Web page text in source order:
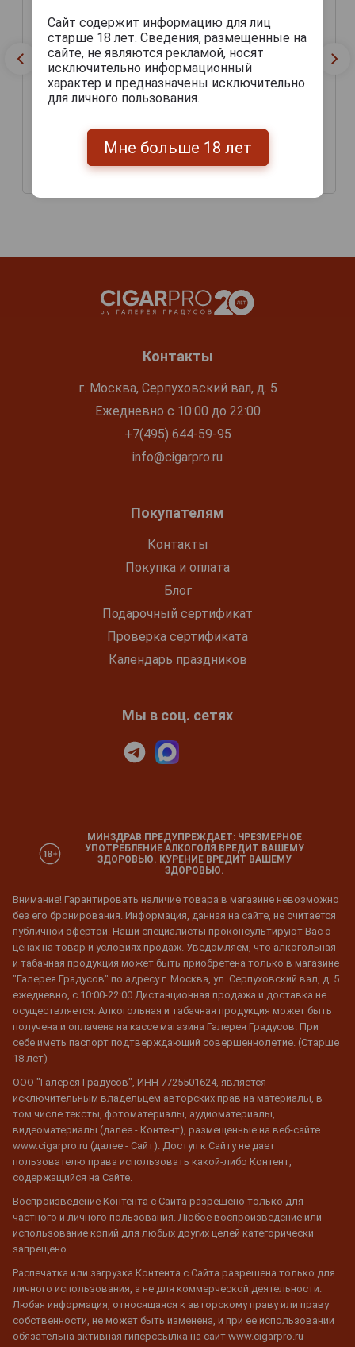
l'Ancienne Пиво Тилкан
Оуд Куэтч а л-ансьенн
l'Ancienne Пиво Тилкан
Оуд Сира а л-ансьенн
Контакты
г. Москва, Серпуховский вал, д. 5
Ежедневно с 10:00 до 22:00
+7(495) 644-59-95
info@cigarpro.ru
Покупателям
Контакты
Покупка и оплата
Блог
Подарочный сертификат
Проверка сертификата
Календарь праздников
Мы в соц. сетях
МИНЗДРАВ ПРЕДУПРЕЖДАЕТ: ЧРЕЗМЕРНОЕ
УПОТРЕБЛЕНИЕ АЛКОГОЛЯ ВРЕДИТ ВАШЕМУ
ЗДОРОВЬЮ. КУРЕНИЕ ВРЕДИТ ВАШЕМУ
ЗДОРОВЬЮ.
Внимание! Гарантировать наличие товара в магазине невозможно
без его бронирования. Информация, данная на сайте, не считается
публичной офертой. Наши специалисты проконсультируют Вас о
ценах на товар и условиях продаж. Уведомляем, что алкогольная
и табачная продукция может быть приобретена только в магазине
"Галерея Градусов" по адресу г. Москва, ул. Серпуховский вал, д. 5
ежедневно, с 10:00-22:00 Дистанционная продажа и доставка не
осуществляется. Алкогольная и табачная продукция может быть
получена и оплачена на кассе магазина Галерея Градусов. При
себе иметь паспорт подтверждающий совершеннолетие. (Старше
18 лет)
ООО "Галерея Градусов", ИНН 7725501624, является
исключительным владельцем авторских прав на материалы, в
том числе тексты, фотоматериалы, аудиоматериалы,
видеоматериалы (далее - Контент), размещенные на веб-сайте
www.cigarpro.ru (далее - Сайт). Доступ к Сайту не дает
пользователю права использовать какой-либо Контент,
содержащийся на Сайте.
Воспроизведение Контента с Сайта разрешено только для
частного и личного пользования. Любое воспроизведение или
использование копий для любых других целей категорически
запрещено.
Распечатка или загрузка Контента с Сайта разрешена только для
личного использования, а не для коммерческой деятельности.
Любая информация, относящаяся к авторскому праву или праву
собственности, не может быть изменена, и при ее использовании
обязательна активная гиперссылка на сайт www.cigarpro.ru
Сайт содержит информацию для лиц
старше 18 лет. Сведения, размещенные на
сайте, не являются рекламой, носят
исключительно информационный
характер и предназначены исключительно
для личного пользования.
Мне больше 18 лет